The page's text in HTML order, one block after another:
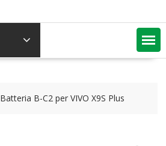
Batteria B-C2 per VIVO X9S Plus